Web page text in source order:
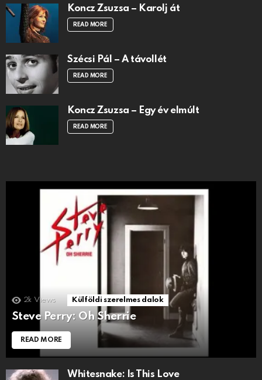
Koncz Zsuzsa – Karolj át
READ MORE
Szécsi Pál – A távollét
READ MORE
Koncz Zsuzsa – Egy év elmúlt
READ MORE
2k Views Külföldi szerelmes dalok
Steve Perry: Oh Sherrie
READ MORE
Whitesnake: Is This Love